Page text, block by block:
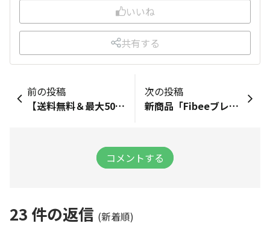
いいね
共有する
前の投稿
【送料無料＆最大50%オフ】ライブ配信限定📢Fibeeお得セットを販売中👀！
次の投稿
新商品「Fibeeブレッド デニッシュシリーズ」が登場！
コメントする
23 件の返信 (新着順)